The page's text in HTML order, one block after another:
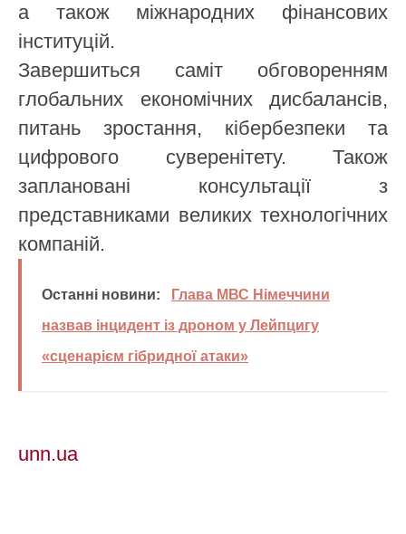
а також міжнародних фінансових
інституцій.
Завершиться саміт обговоренням
глобальних економічних дисбалансів,
питань зростання, кібербезпеки та
цифрового суверенітету. Також
заплановані консультації з
представниками великих технологічних
компаній.
Останні новини:
Глава МВС Німеччини
назвав інцидент із дроном у Лейпцигу
«сценарієм гібридної атаки»
unn.ua